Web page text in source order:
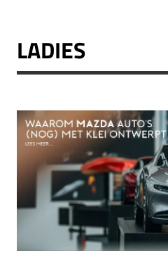
LADIES